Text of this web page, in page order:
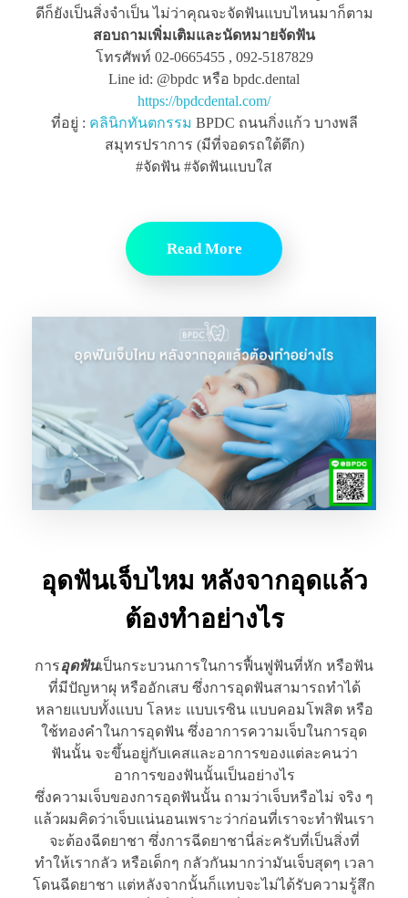
ดีก็ยังเป็นสิ่งจำเป็น ไม่ว่าคุณจะจัดฟันแบบไหนมาก็ตาม
สอบถามเพิ่มเติมและนัดหมายจัดฟัน
โทรศัพท์ 02-0665455 , 092-5187829
Line id: @bpdc หรือ bpdc.dental
https://bpdcdental.com/
ที่อยู่ : คลินิกทันตกรรม BPDC ถนนกิ่งแก้ว บางพลี
สมุทรปราการ (มีที่จอดรถใต้ตึก)
#จัดฟัน #จัดฟันแบบใส
Read More
อุดฟันเจ็บไหม หลังจากอุดแล้ว
ต้องทำอย่างไร
การอุดฟันเป็นกระบวนการในการฟื้นฟูฟันที่หัก หรือฟัน
ที่มีปัญหาผุ หรืออักเสบ ซึ่งการอุดฟันสามารถทำได้
หลายแบบทั้งแบบ โลหะ แบบเรซิน แบบคอมโพสิต หรือ
ใช้ทองคำในการอุดฟัน ซึ่งอาการความเจ็บในการอุด
ฟันนั้น จะขึ้นอยู่กับเคสและอาการของแต่ละคนว่า
อาการของฟันนั้นเป็นอย่างไร
ซึ่งความเจ็บของการอุดฟันนั้น ถามว่าเจ็บหรือไม่ จริง ๆ
แล้วผมคิดว่าเจ็บแน่นอนเพราะว่าก่อนที่เราจะทำฟันเรา
จะต้องฉีดยาชา ซึ่งการฉีดยาชานี่ล่ะครับที่เป็นสิ่งที่
ทำให้เรากลัว หรือเด็กๆ กลัวกันมากว่ามันเจ็บสุดๆ เวลา
โดนฉีดยาชา แต่หลังจากนั้นก็แทบจะไม่ได้รับความรู้สึก